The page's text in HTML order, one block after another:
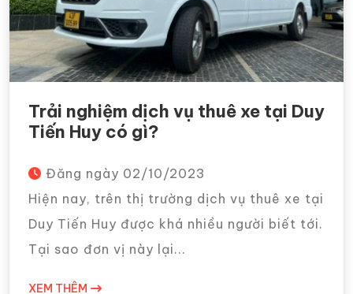
Trải nghiệm dịch vụ thuê xe tại Duy
Tiến Huy có gì?
Đăng ngày 02/10/2023
Hiện nay, trên thị trường dịch vụ thuê xe tại
Duy Tiến Huy được khá nhiều người biết tới.
Tại sao đơn vị này lại...
XEM THÊM